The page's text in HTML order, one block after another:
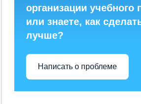
организации учебного
или знаете, как
лучше?
Написать о проблеме